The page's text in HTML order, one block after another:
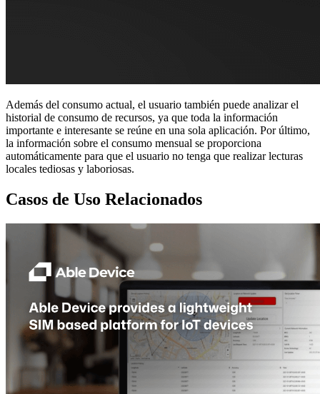
Además del consumo actual, el usuario también puede analizar el
historial de consumo de recursos, ya que toda la información
importante e interesante se reúne en una sola aplicación. Por último,
la información sobre el consumo mensual se proporciona
automáticamente para que el usuario no tenga que realizar lecturas
locales tediosas y laboriosas.
Casos de Uso Relacionados